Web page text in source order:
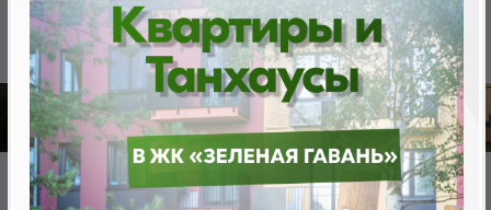
Скидки на новостройки, бонусы Готовые
Главная База новостроек Минска «Минск Мир»
7.10 "Ницца", квартал «Средиземноморский»